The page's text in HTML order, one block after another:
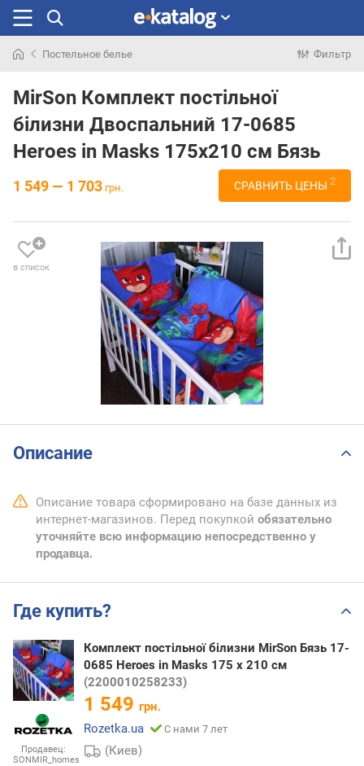
раньше
Постельное белье Фильтр
MirSon Комплект постільної
білизни Двоспальний 17-0685
Heroes in Masks 175х210 см Бязь
1 549 — 1 703 грн. СРАВНИТЬ ЦЕНЫ 2
в список
Описание
Описание товара сформировано на базе данных из
интернет-магазинов. Перед покупкой обязательно
уточняйте всю информацию непосредственно у
продавца.
Где купить?
Продавец:
SONMIR_homes
Комплект постільної білизни MirSon Бязь 17-
0685 Heroes in Masks 175 x 210 см
(2200010258233)
1 549 грн.
Rozetka.ua
С нами 7 лет
(Киев)